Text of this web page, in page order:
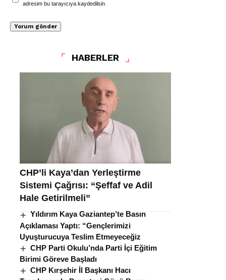
adresim bu tarayıcıya kaydedilsin.
HABERLER
CHP’li Kaya’dan Yerleştirme
Sistemi Çağrısı: “Şeffaf ve Adil
Hale Getirilmeli”
Yıldırım Kaya Gaziantep’te Basın
Açıklaması Yaptı: “Gençlerimizi
Uyuşturucuya Teslim Etmeyeceğiz
CHP Parti Okulu’nda Parti İçi Eğitim
Birimi Göreve Başladı
CHP Kırşehir İl Başkanı Hacı